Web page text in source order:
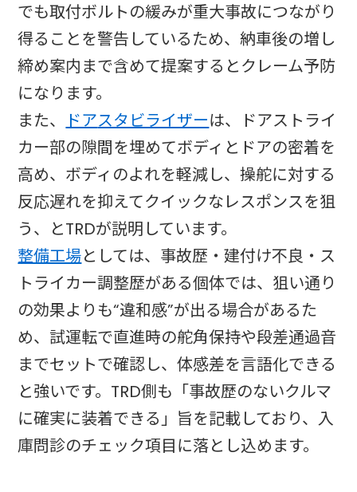
でも取付ボルトの緩みが重大事故につながり
得ることを警告しているため、納車後の増し
締め案内まで含めて提案するとクレーム予防
になります。
また、
ドアスタビライザーは、ドアストライ
カー部の隙間を埋めてボディとドアの密着を
高め、ボディのよれを軽減し、操舵に対する
反応遅れを抑えてクイックなレスポンスを狙
う、とTRDが説明しています。
整備工場としては、事故歴・建付け不良・ス
トライカー調整歴がある個体では、狙い通り
の効果よりも“違和感”が出る場合があるた
め、試運転で直進時の舵角保持や段差通過音
までセットで確認し、体感差を言語化できる
と強いです。TRD側も「事故歴のないクルマ
に確実に装着できる」旨を記載しており、入
庫問診のチェック項目に落とし込めます。